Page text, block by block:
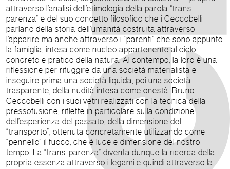
attraverso l’analisi dell’etimologia della parola “trans-
parenza” e del suo concetto filosofico che i Ceccobelli
parlano della storia dell’umanità costruita attraverso
l’apparire ma anche attraverso i “parenti” che sono appunto
la famiglia, intesa come nucleo appartenente al ciclo
concreto e pratico della natura. Al contempo, la loro è una
riflessione per rifuggire da una società materialista e
inseguire prima una società liquida, poi una società
trasparente, della nudità intesa come onestà. Bruno
Ceccobelli con i suoi vetri realizzati con la tecnica della
pressofusione, riflette in particolare sulla condizione
dell’esperienza del passato, della dimensione del
“transporto”, ottenuta concretamente utilizzando come
“pennello” il fuoco, che è luce e dimensione del nostro
tempo. La “trans-parenza” diventa dunque la ricerca della
propria essenza attraverso i legami e quindi attraverso la